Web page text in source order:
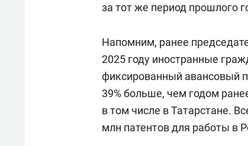
за тот же период прошлого
Напомним, ранее
2025 году иностранные
фиксированный авансовый
39% больше, чем годом
в том числе в Татарстане.
млн патентов для работы в